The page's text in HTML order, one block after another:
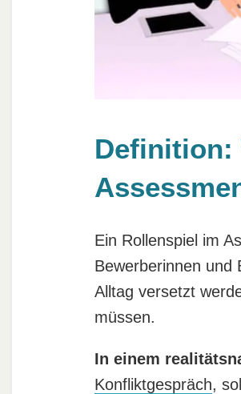
Definition:
Ein Rollenspiel im
Bewerberinnen und
Alltag versetzt
müssen.
In einem
Konfliktgespräch,